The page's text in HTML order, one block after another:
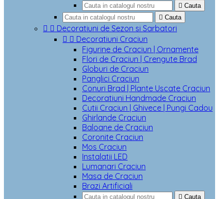
 Cauta
 Cauta
  Decoratiuni de Sezon si Sarbatori
  Decoratiuni Craciun
Figurine de Craciun | Ornamente
Flori de Craciun | Crengute Brad
Globuri de Craciun
Panglici Craciun
Conuri Brad | Plante Uscate Craciun
Decoratiuni Handmade Craciun
Cutii Craciun | Ghivece | Pungi Cadou
Ghirlande Craciun
Baloane de Craciun
Coronite Craciun
Mos Craciun
Instalatii LED
Lumanari Craciun
Masa de Craciun
Brazi Artificiali
 Cauta